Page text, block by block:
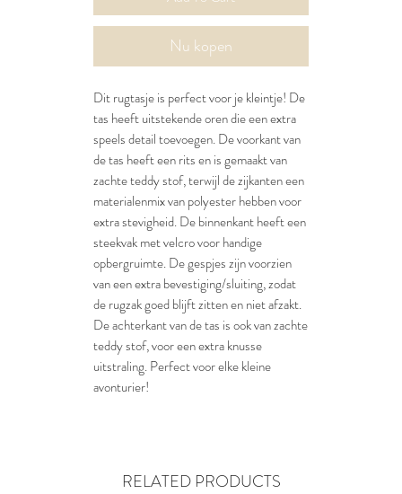
Nu kopen
Dit rugtasje is perfect voor je kleintje! De
tas heeft uitstekende oren die een extra
speels detail toevoegen. De voorkant van
de tas heeft een rits en is gemaakt van
zachte teddy stof, terwijl de zijkanten een
materialenmix van polyester hebben voor
extra stevigheid. De binnenkant heeft een
steekvak met velcro voor handige
opbergruimte. De gespjes zijn voorzien
van een extra bevestiging/sluiting, zodat
de rugzak goed blijft zitten en niet afzakt.
De achterkant van de tas is ook van zachte
teddy stof, voor een extra knusse
uitstraling. Perfect voor elke kleine
avonturier!
RELATED PRODUCTS